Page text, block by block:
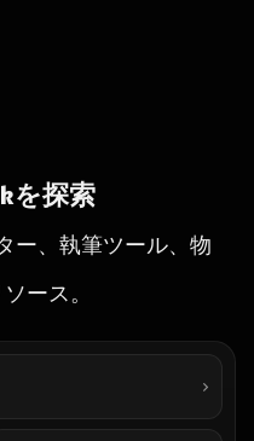
を探索
ー、執筆ツール、物
ース。